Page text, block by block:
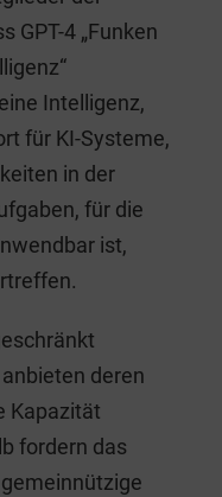
GPT-4 „Funken
Intelligenz,
für KI-Systeme,
in der
für die
ist,
deren
Kapazität
fordern das